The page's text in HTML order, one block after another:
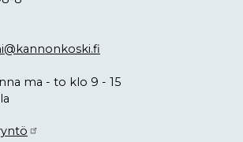
ma - to klo 9 - 15